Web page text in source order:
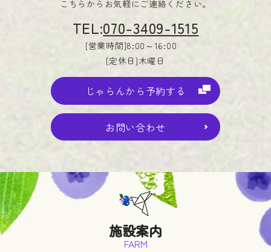
こちらからお気軽にご連絡ください。
TEL:070-3409-1515
[営業時間]8:00～16:00
[定休日]木曜日
じゃらんから予約する
お問い合わせ
施設案内
FARM